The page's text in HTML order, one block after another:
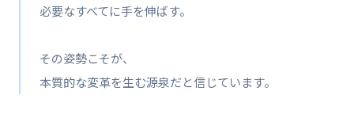
必要なすべてに手を伸ばす。
その姿勢こそが、
本質的な変革を生む源泉だと信じています。